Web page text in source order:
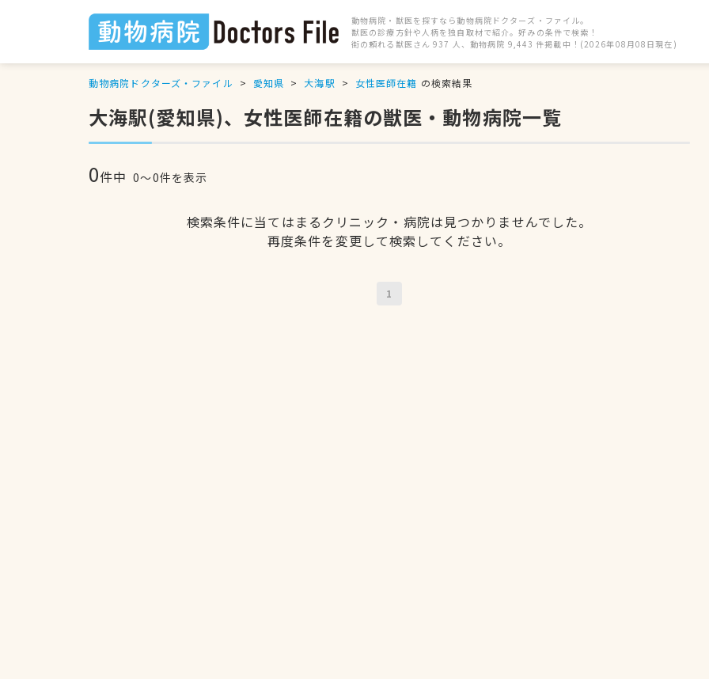
動物病院・獣医を探すなら動物病院ドクターズ・ファイル。
獣医の診療方針や人柄を独自取材で紹介。好みの条件で検索！
街の頼れる獣医さん 937 人、動物病院 9,443 件掲載中！(2026年08月08日現在)
動物病院ドクターズ・ファイル 愛知県 大海駅 女性医師在籍 の検索結果
大海駅(愛知県)、女性医師在籍の獣医・動物病院一覧
0件中 0〜0件を表示
検索条件に当てはまるクリニック・病院は見つかりませんでした。
再度条件を変更して検索してください。
1